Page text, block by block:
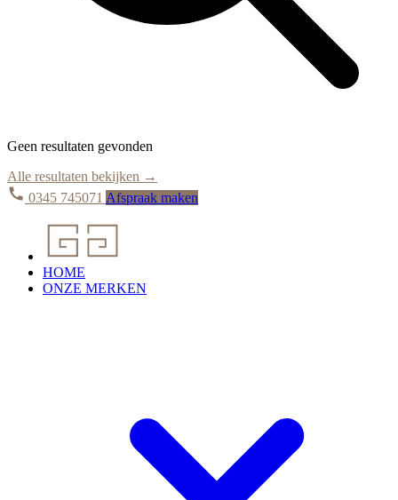
Geen resultaten gevonden
Alle resultaten bekijken →
0345 745071 Afspraak maken
HOME
ONZE MERKEN